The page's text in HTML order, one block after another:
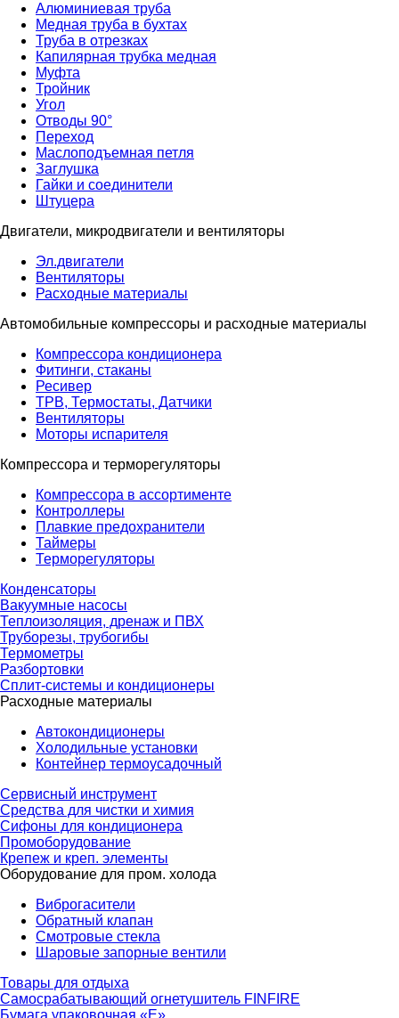
Алюминиевая труба
Медная труба в бухтах
Труба в отрезках
Капилярная трубка медная
Муфта
Тройник
Угол
Отводы 90°
Переход
Маслоподъемная петля
Заглушка
Гайки и соединители
Штуцера
Двигатели, микродвигатели и вентиляторы
Эл.двигатели
Вентиляторы
Расходные материалы
Автомобильные компрессоры и расходные материалы
Компрессора кондиционера
Фитинги, стаканы
Ресивер
ТРВ, Термостаты, Датчики
Вентиляторы
Моторы испарителя
Компрессора и терморегуляторы
Компрессора в ассортименте
Контроллеры
Плавкие предохранители
Таймеры
Терморегуляторы
Конденсаторы
Вакуумные насосы
Теплоизоляция, дренаж и ПВХ
Труборезы, трубогибы
Термометры
Разбортовки
Сплит-системы и кондиционеры
Расходные материалы
Автокондиционеры
Холодильные установки
Контейнер термоусадочный
Сервисный инструмент
Средства для чистки и химия
Сифоны для кондиционера
Промоборудование
Крепеж и креп. элементы
Оборудование для пром. холода
Виброгасители
Обратный клапан
Смотровые стекла
Шаровые запорные вентили
Товары для отдыха
Самосрабатывающий огнетушитель FINFIRE